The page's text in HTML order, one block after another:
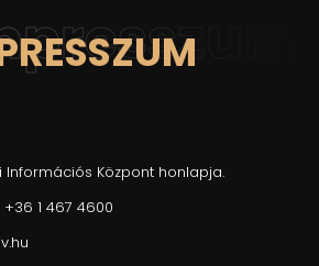
Információs Központ honlapja.
1 467 4600